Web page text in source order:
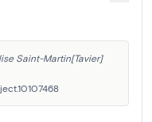
Saint-Martin[Tavier]